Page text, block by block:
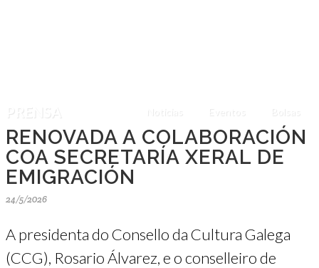
PRENSA
RENOVADA A COLABORACIÓN
COA SECRETARÍA XERAL DE
EMIGRACIÓN
24/5/2026
A presidenta do Consello da Cultura Galega
(CCG), Rosario Álvarez, e o conselleiro de